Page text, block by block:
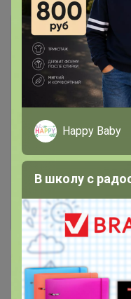
Чтобы написать
Это
Войти
Happy Baby
В школу с